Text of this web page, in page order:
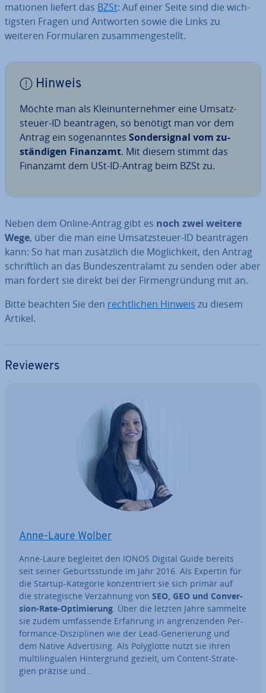
ma­tio­nen liefert das BZSt: Auf einer Seite sind die wich­
tigs­ten Fragen und Antworten sowie die Links zu
weiteren For­mu­la­ren zu­sam­men­ge­stellt.
Hinweis
Möchte man als Klein­un­ter­neh­mer eine Um­satz­
steu­er-ID be­an­tra­gen, so benötigt man vor dem
Antrag ein so­ge­nann­tes Son­der­si­gnal vom zu­
stän­di­gen Finanzamt. Mit diesem stimmt das
Finanzamt dem USt-ID-Antrag beim BZSt zu.
Neben dem Online-Antrag gibt es noch zwei weitere
Wege, über die man eine Um­satz­steu­er-ID be­an­tra­gen
kann: So hat man zu­sätz­lich die Mög­lich­keit, den Antrag
schrift­lich an das Bun­des­zen­tral­amt zu senden oder aber
man fordert sie direkt bei der Fir­men­grün­dung mit an.
Bitte beachten Sie den recht­li­chen Hinweis zu diesem
Artikel.
Reviewers
Anne-Laure Wolber
Anne-Laure begleitet den IONOS Digital Guide bereits
seit seiner Ge­burts­stun­de im Jahr 2016. Als Expertin für
die Startup-Kategorie kon­zen­triert sie sich primär auf
die stra­te­gi­sche Ver­zah­nung von SEO, GEO und Con­ver­
si­on-Rate-Op­ti­mie­rung. Über die letzten Jahre sammelte
sie zudem um­fas­sen­de Erfahrung in an­gren­zen­den Per­
for­mance-Dis­zi­pli­nen wie der Lead-Ge­ne­rie­rung und
dem Native Ad­ver­ti­sing. Als Po­ly­glot­te nutzt sie ihren
mul­ti­l­in­gua­len Hin­ter­grund gezielt, um Content-Stra­te­
gien präzise und…